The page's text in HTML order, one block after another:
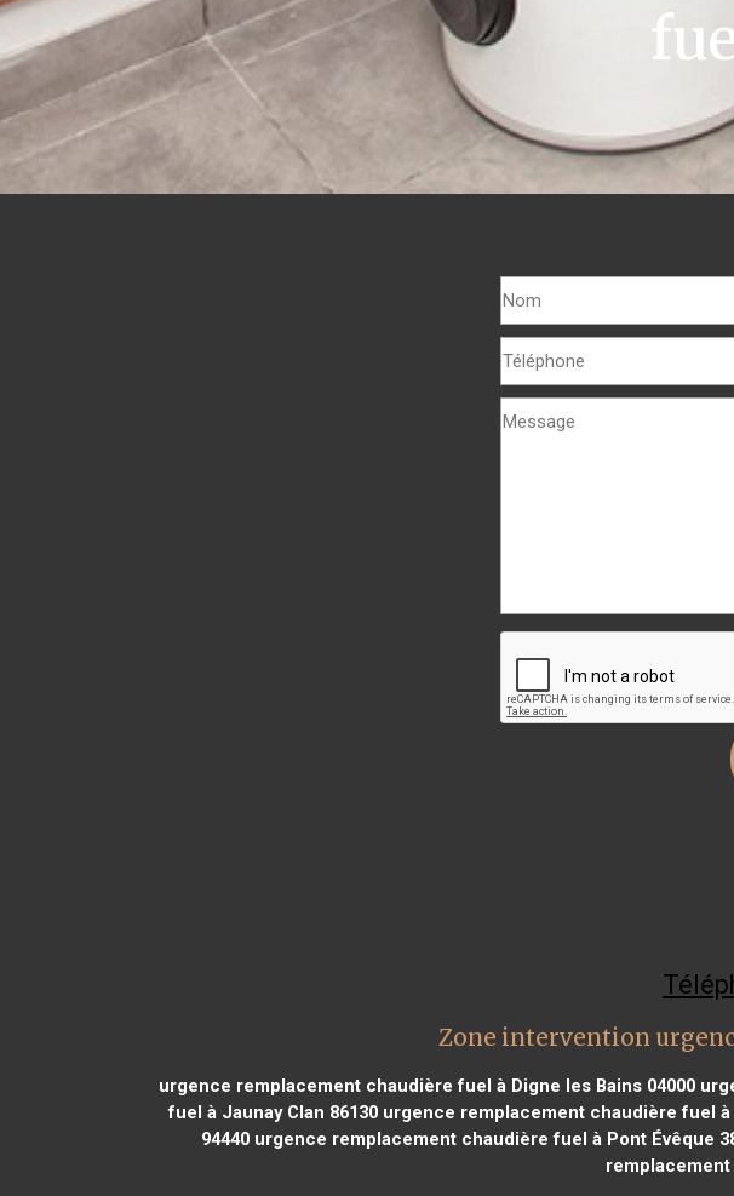
Zone intervention
urgence remplacement chaudière fuel à Digne les Bains 04000
fuel à Jaunay Clan 86130 urgence remplacement chaudière fuel à
94440 urgence remplacement chaudière fuel à Pont Évêque